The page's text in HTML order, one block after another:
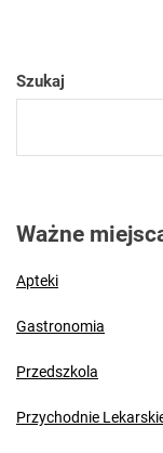
Szukaj
Ważne
Apteki
Gastronomia
Przedszkola
Przychodnie